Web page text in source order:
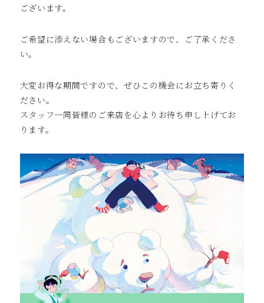
ございます。
ご希望に添えない場合もございますので、ご了承くださ
い。
大変お得な期間ですので、ぜひこの機会にお立ち寄りく
ださい。
スタッフ一同皆様のご来店を心よりお待ち申し上げてお
ります。